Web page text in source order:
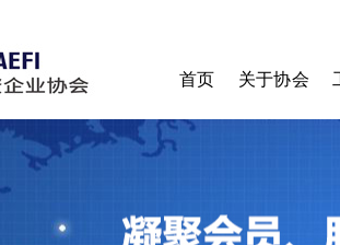
首页 关于协会
监事会